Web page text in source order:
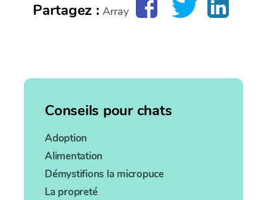
Partagez : Array
Conseils pour chats
Adoption
Alimentation
Démystifions la micropuce
La propreté